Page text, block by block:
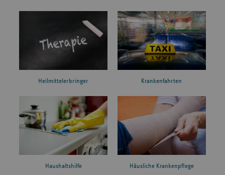
Heilmittelerbringer Krankenfahrten
Haushaltshilfe Häusliche Krankenpflege